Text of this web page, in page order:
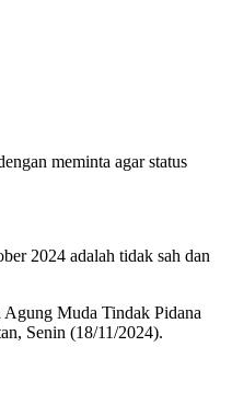
meminta agar status
2024 adalah tidak sah dan
Agung Muda Tindak Pidana
Senin (18/11/2024).